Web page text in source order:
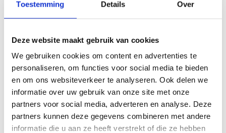
Toestemming Details Over
Deze website maakt gebruik van cookies
We gebruiken cookies om content en advertenties te
personaliseren, om functies voor social media te bieden
en om ons websiteverkeer te analyseren. Ook delen we
informatie over uw gebruik van onze site met onze
partners voor social media, adverteren en analyse. Deze
partners kunnen deze gegevens combineren met andere
informatie die u aan ze heeft verstrekt of die ze hebben
handbal te spelen. Gezien de aanpasbaarheid
om op wekelijkse basis een training te
organiseren? Neem dan gerust contact op.